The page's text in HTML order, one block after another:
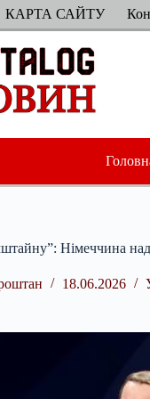
КАРТА САЙТУ
Німеччина
18.06.2026